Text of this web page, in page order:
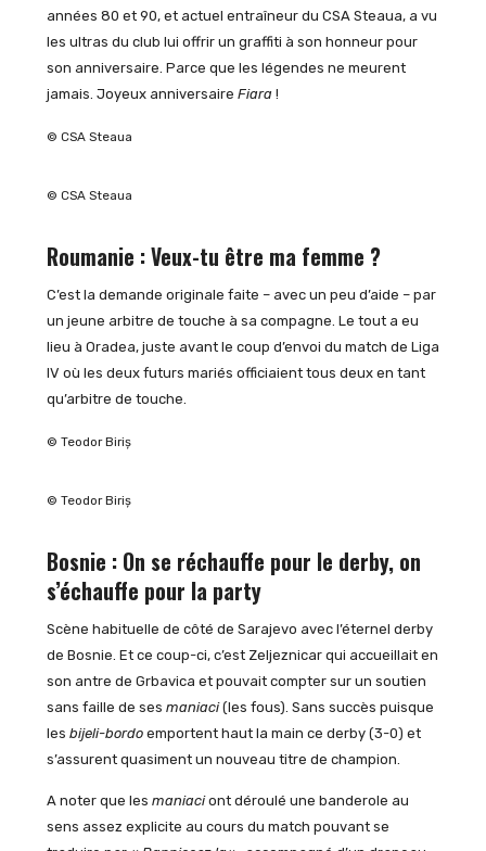
années 80 et 90, et actuel entraîneur du CSA Steaua, a vu
les ultras du club lui offrir un graffiti à son honneur pour
son anniversaire. Parce que les légendes ne meurent
jamais. Joyeux anniversaire Fiara !
© CSA Steaua
© CSA Steaua
Roumanie : Veux-tu être ma femme ?
C’est la demande originale faite – avec un peu d’aide – par
un jeune arbitre de touche à sa compagne. Le tout a eu
lieu à Oradea, juste avant le coup d’envoi du match de Liga
IV où les deux futurs mariés officiaient tous deux en tant
qu’arbitre de touche.
© Teodor Biriș
© Teodor Biriș
Bosnie : On se réchauffe pour le derby, on
s’échauffe pour la party
Scène habituelle de côté de Sarajevo avec l’éternel derby
de Bosnie. Et ce coup-ci, c’est Zeljeznicar qui accueillait en
son antre de Grbavica et pouvait compter sur un soutien
sans faille de ses maniaci(les fous). Sans succès puisque
les bijeli-bordoemportent haut la main ce derby (3-0) et
s’assurent quasiment un nouveau titre de champion.
A noter que les maniaciont déroulé une banderole au
sens assez explicite au cours du match pouvant se